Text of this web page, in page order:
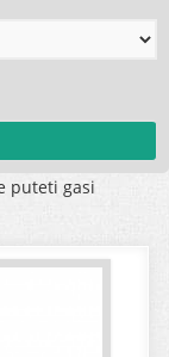
puteti gasi